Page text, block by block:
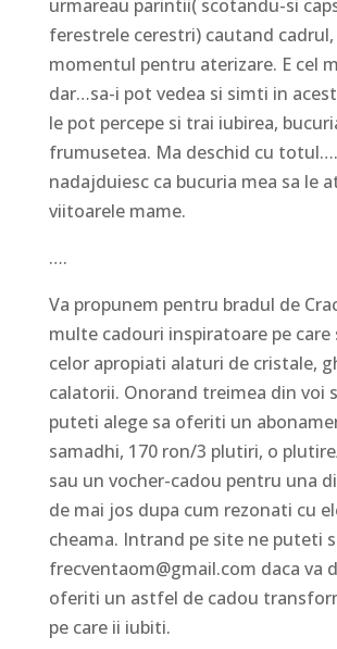
urmareau parintii( scotandu-si
ferestrele cerestri) cautand
momentul pentru aterizare. E cel
dar…sa-i pot vedea si simti in
le pot percepe si trai iubirea,
frumusetea. Ma deschid cu
nadajduiesc ca bucuria mea sa le
viitoarele mame.
….
Va propunem pentru bradul de
multe cadouri inspiratoare pe
celor apropiati alaturi de cristale,
calatorii. Onorand treimea din voi
puteti alege sa oferiti un
samadhi, 170 ron/3 plutiri, o
sau un vocher-cadou pentru una
de mai jos dupa cum rezonati cu
cheama. Intrand pe site ne puteti
frecventaom@gmail.com daca va
oferiti un astfel de cadou
pe care ii iubiti.